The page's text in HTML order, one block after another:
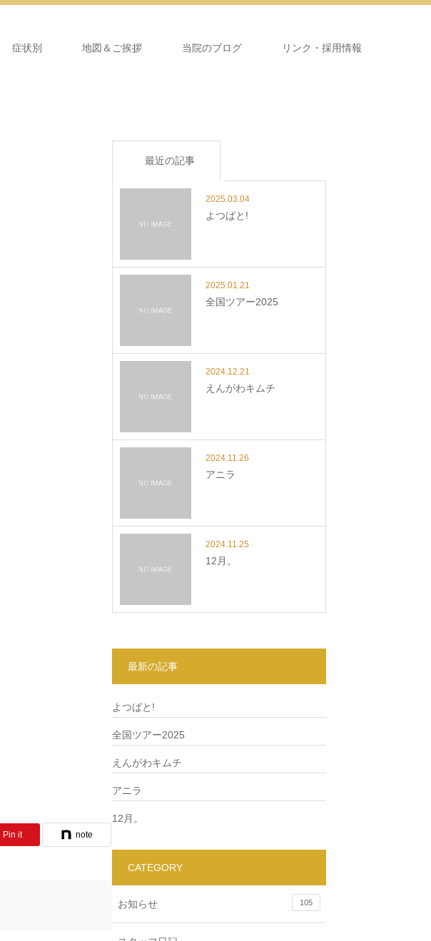
症状別 地図＆ご挨拶 当院のブログ リンク・採用情報
Pin it note
最近の記事
2025.03.04
よつばと!
2025.01.21
全国ツアー2025
2024.12.21
えんがわキムチ
2024.11.26
アニラ
2024.11.25
12月。
最新の記事
よつばと!
全国ツアー2025
えんがわキムチ
アニラ
12月。
CATEGORY
お知らせ 105